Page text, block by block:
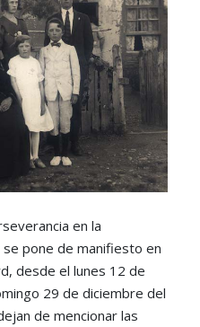
en la
pone de manifiesto en
desde el lunes 12 de
29 de diciembre del
de mencionar las